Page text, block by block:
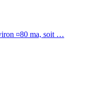
¤80 ma, soit …